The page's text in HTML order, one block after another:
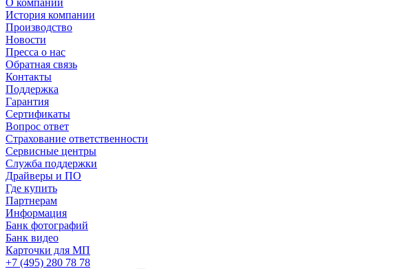
О компании
История компании
Производство
Новости
Пресса о нас
Обратная связь
Контакты
Поддержка
Гарантия
Сертификаты
Вопрос ответ
Страхование ответственности
Сервисные центры
Служба поддержки
Драйверы и ПО
Где купить
Партнерам
Информация
Банк фотографий
Банк видео
Карточки для МП
+7 (495) 280 78 78